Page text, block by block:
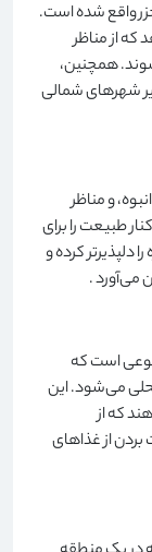
واقع شده است.
از مناظر
همچنین،
شهرهای شمالی
و مناظر
طبیعت را برای
دلپذیرتر کرده و
می‌آورد.
است که
می‌شود. این
که از
از غذاهای